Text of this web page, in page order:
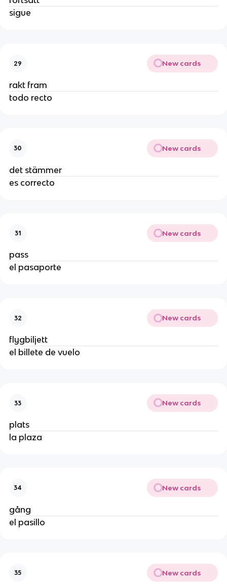
sigue
29 New cards
rakt fram
todo recto
30 New cards
det stämmer
es correcto
31 New cards
pass
el pasaporte
32 New cards
flygbiljett
el billete de vuelo
33 New cards
plats
la plaza
34 New cards
gång
el pasillo
35 New cards